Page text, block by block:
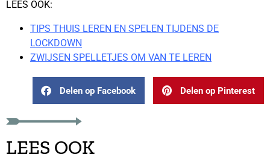
LEES OOK:
TIPS THUIS LEREN EN SPELEN TIJDENS DE
LOCKDOWN
ZWIJSEN SPELLETJES OM VAN TE LEREN
Delen op Facebook Delen op Pinterest
LEES OOK